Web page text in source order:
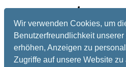
Wir verwenden Cookies, um
Benutzerfreundlichkeit unserer
erhöhen, Anzeigen zu
Zugriffe auf unsere Website zu